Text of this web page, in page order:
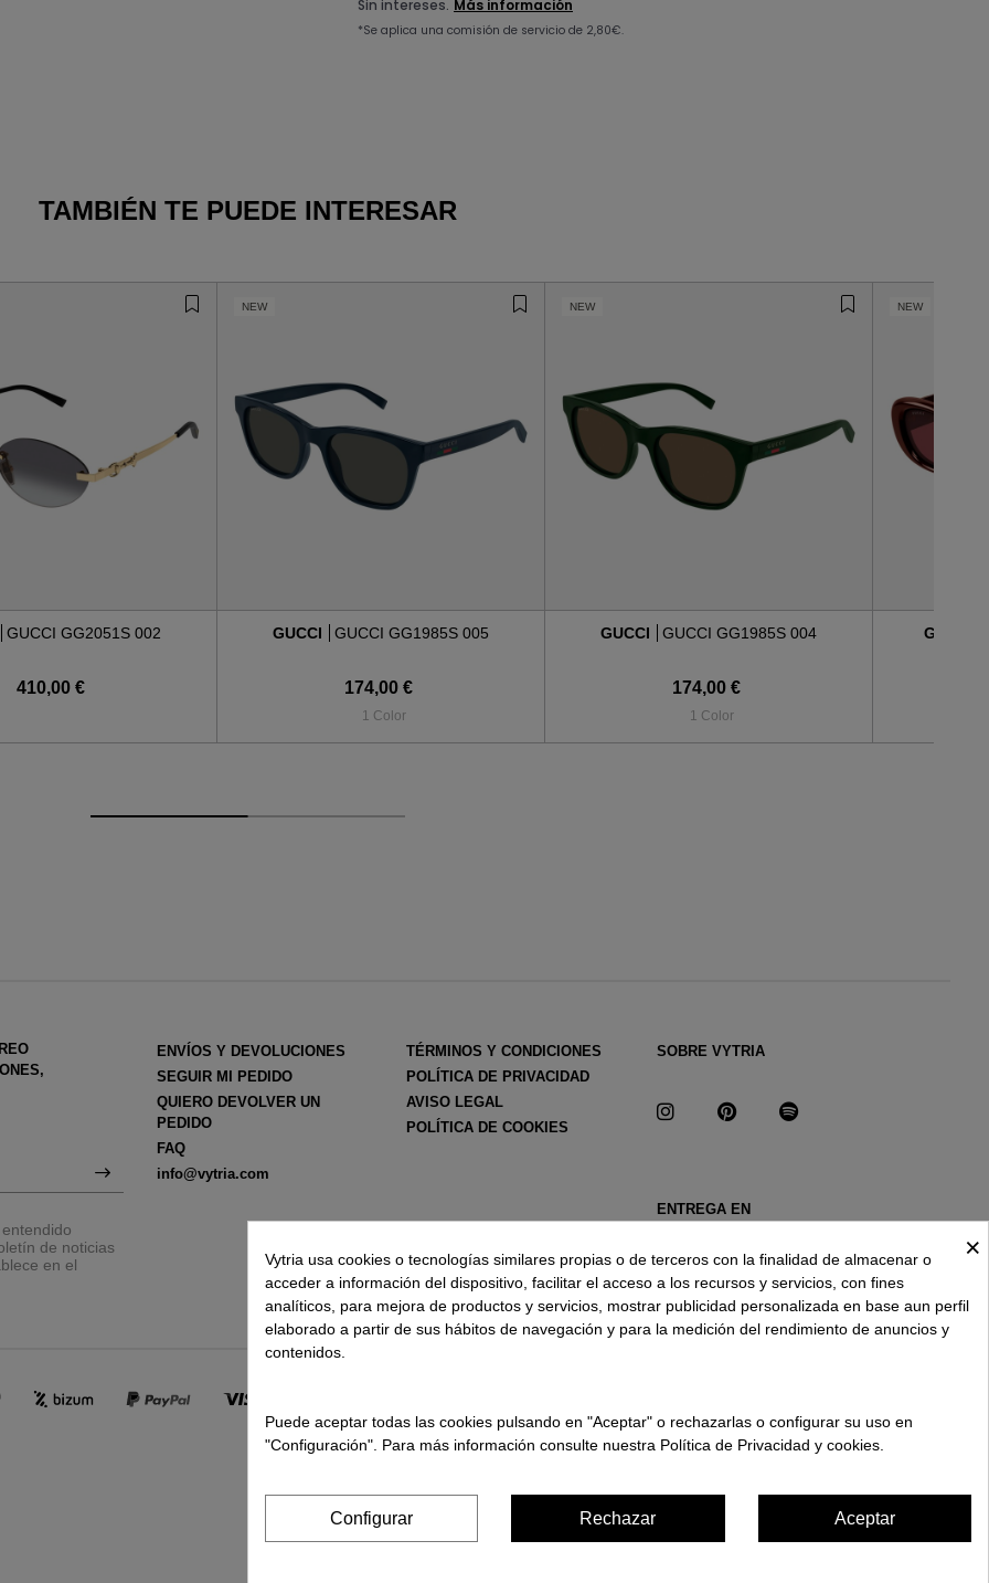
TAMBIÉN TE PUEDE INTERESAR
GUCCI GG2051S 002
410,00 €
NEW
GUCCI GUCCI GG1985S 005
174,00 €
1 Color
NEW
GUCCI GUCCI GG1985S 004
174,00 €
1 Color
NEW
GUCCI
de noticias
en el
ENVÍOS Y DEVOLUCIONES
SEGUIR MI PEDIDO
QUIERO DEVOLVER UN
PEDIDO
FAQ
info@vytria.com
TÉRMINOS Y CONDICIONES
POLÍTICA DE PRIVACIDAD
AVISO LEGAL
POLÍTICA DE COOKIES
SOBRE VYTRIA
ENTREGA EN
×
Vytria usa cookies o tecnologías similares propias o de terceros con la finalidad de almacenar o
acceder a información del dispositivo, facilitar el acceso a los recursos y servicios, con fines
analíticos, para mejora de productos y servicios, mostrar publicidad personalizada en base aun perfil
elaborado a partir de sus hábitos de navegación y para la medición del rendimiento de anuncios y
contenidos.
Puede aceptar todas las cookies pulsando en "Aceptar" o rechazarlas o configurar su uso en
"Configuración". Para más información consulte nuestra Política de Privacidad y cookies.
Configurar Rechazar Aceptar